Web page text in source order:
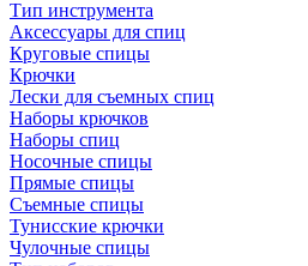
Тип инструмента
Аксессуары для спиц
Круговые спицы
Крючки
Лески для съемных спиц
Наборы крючков
Наборы спиц
Носочные спицы
Прямые спицы
Съемные спицы
Тунисские крючки
Чулочные спицы